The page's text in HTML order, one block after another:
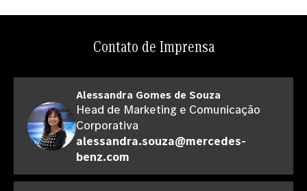
Contato de Imprensa
Alessandra Gomes de Souza
Head de Marketing e Comunicação
Corporativa
alessandra.souza@mercedes-
benz.com